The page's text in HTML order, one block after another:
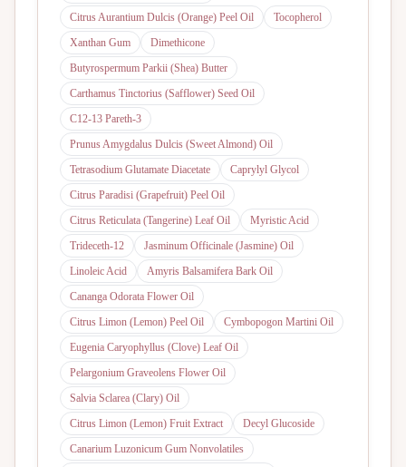
Citrus Aurantium Dulcis (Orange) Peel Oil
Tocopherol
Xanthan Gum
Dimethicone
Butyrospermum Parkii (Shea) Butter
Carthamus Tinctorius (Safflower) Seed Oil
C12-13 Pareth-3
Prunus Amygdalus Dulcis (Sweet Almond) Oil
Tetrasodium Glutamate Diacetate
Caprylyl Glycol
Citrus Paradisi (Grapefruit) Peel Oil
Citrus Reticulata (Tangerine) Leaf Oil
Myristic Acid
Trideceth-12
Jasminum Officinale (Jasmine) Oil
Linoleic Acid
Amyris Balsamifera Bark Oil
Cananga Odorata Flower Oil
Citrus Limon (Lemon) Peel Oil
Cymbopogon Martini Oil
Eugenia Caryophyllus (Clove) Leaf Oil
Pelargonium Graveolens Flower Oil
Salvia Sclarea (Clary) Oil
Citrus Limon (Lemon) Fruit Extract
Decyl Glucoside
Canarium Luzonicum Gum Nonvolatiles